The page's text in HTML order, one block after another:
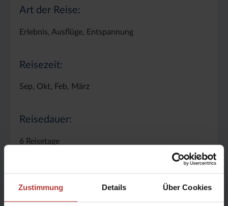
Zustimmung Details Über Cookies
Art der Reise:
Erlebnis, Ausflüge, Entspannung
Reisezeit:
Sep, Okt, Feb, März
Reisedauer:
6 Reisetage
Gruppe: